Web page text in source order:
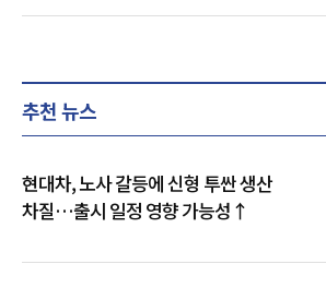
추천 뉴스
현대차, 노사 갈등에 신형 투싼 생산
차질…출시 일정 영향 가능성↑